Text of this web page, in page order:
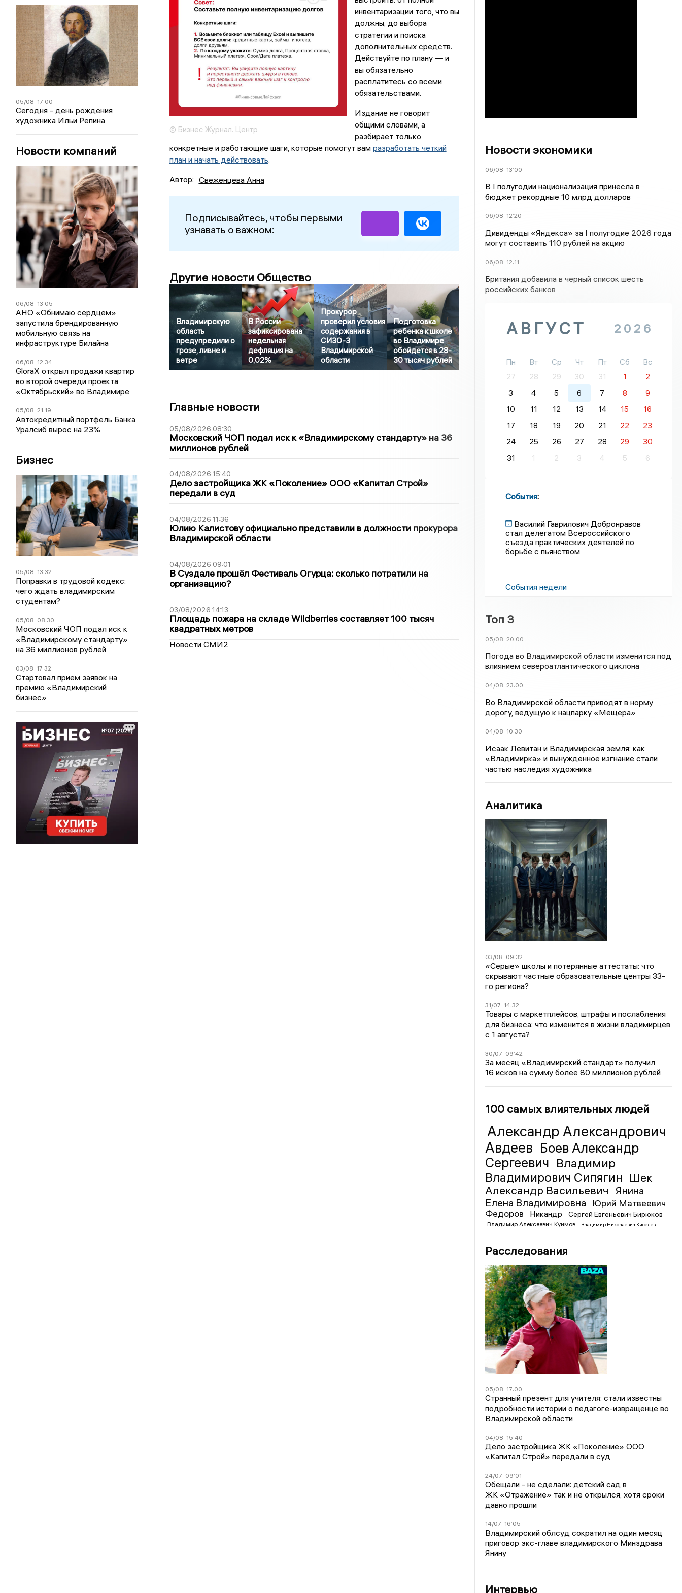
05/08 17:00
Сегодня - день рождения
художника Ильи Репина
Новости компаний
06/08 13:05
АНО «Обнимаю сердцем»
запустила брендированную
мобильную связь на
инфраструктуре Билайна
06/08 12:34
GloraX открыл продажи квартир
во второй очереди проекта
«Октябрьский» во Владимире
05/08 21:19
Автокредитный портфель Банка
Уралсиб вырос на 23%
Бизнес
05/08 13:32
Поправки в трудовой кодекс:
чего ждать владимирским
студентам?
05/08 08:30
Московский ЧОП подал иск к
«Владимирскому стандарту»
на 36 миллионов рублей
03/08 17:32
Стартовал прием заявок на
премию «Владимирский
бизнес»
© Бизнес Журнал. Центр
инвентаризации того, что вы
должны, до выбора
стратегии и поиска
дополнительных средств.
Действуйте по плану — и
вы обязательно
расплатитесь со всеми
обязательствами.
Издание не говорит
общими словами, а
разбирает только
конкретные и работающие шаги, которые помогут вам разработать четкий
план и начать действовать.
Автор: Свеженцева Анна
Подписывайтесь, чтобы первыми
узнавать о важном:
Другие новости Общество
Владимирскую
область
предупредили о
грозе, ливне и
ветре
В России
зафиксирована
недельная
дефляция на
0,02%
Прокурор
проверил условия
содержания в
СИЗО-3
Владимирской
области
Подготовка
ребенка к школе
во Владимире
обойдется в 28-
30 тысяч рублей
Главные новости
05/08/2026 08:30
Московский ЧОП подал иск к «Владимирскому стандарту» на 36
миллионов рублей
04/08/2026 15:40
Дело застройщика ЖК «Поколение» ООО «Капитал Строй»
передали в суд
04/08/2026 11:36
Юлию Калистову официально представили в должности прокурора
Владимирской области
04/08/2026 09:01
В Суздале прошёл Фестиваль Огурца: сколько потратили на
организацию?
03/08/2026 14:13
Площадь пожара на складе Wildberries составляет 100 тысяч
квадратных метров
Новости СМИ2
Новости экономики
06/08 13:00
В I полугодии национализация принесла в
бюджет рекордные 10 млрд долларов
06/08 12:20
Дивиденды «Яндекса» за I полугодие 2026 года
могут составить 110 рублей на акцию
06/08 12:11
Британия добавила в черный список шесть
российских банков
АВГУСТ 2026
Пн Вт Ср Чт Пт Сб
Вс
27
28 29 30 31 1
2
3
4 5 6 7 8
9
10
11 12 13 14 15
16
17
18 19 20 21 22
23
24
25 26 27 28 29
30
31
1 2 3 4 5 6
События:
Василий Гаврилович Добронравов
стал делегатом Всероссийского
съезда практических деятелей по
борьбе с пьянством
События недели
Топ 3
05/08 20:00
Погода во Владимирской области изменится под
влиянием североатлантического циклона
04/08 23:00
Во Владимирской области приводят в норму
дорогу, ведущую к нацпарку «Мещёра»
04/08 10:30
Исаак Левитан и Владимирская земля: как
«Владимирка» и вынужденное изгнание стали
частью наследия художника
Аналитика
03/08 09:32
«Серые» школы и потерянные аттестаты: что
скрывают частные образовательные центры 33-
го региона?
31/07 14:32
Товары с маркетплейсов, штрафы и послабления
для бизнеса: что изменится в жизни владимирцев
с 1 августа?
30/07 09:42
За месяц «Владимирский стандарт» получил
16 исков на сумму более 80 миллионов рублей
100 самых влиятельных людей
Александр Александрович
Авдеев Боев Александр
Сергеевич Владимир
Владимирович Сипягин Шек
Александр Васильевич
Янина
Елена Владимировна
Юрий Матвеевич
Федоров
Никандр Сергей Евгеньевич Бирюков
Владимир Алексеевич Куимов Владимир Николаевич Киселёв
Расследования
05/08 17:00
Странный презент для учителя: стали известны
подробности истории о педагоге-извращенце во
Владимирской области
04/08 15:40
Дело застройщика ЖК «Поколение» ООО
«Капитал Строй» передали в суд
24/07 09:01
Обещали - не сделали: детский сад в
ЖК «Отражение» так и не открылся, хотя сроки
давно прошли
14/07 16:05
Владимирский облсуд сократил на один месяц
приговор экс-главе владимирского Минздрава
Янину
Интервью